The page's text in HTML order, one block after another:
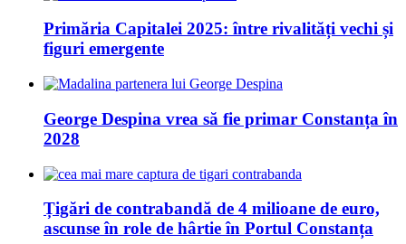
Primăria Capitalei 2025: între rivalități vechi și
figuri emergente
George Despina vrea să fie primar Constanța în
2028
Țigări de contrabandă de 4 milioane de euro,
ascunse în role de hârtie în Portul Constanța